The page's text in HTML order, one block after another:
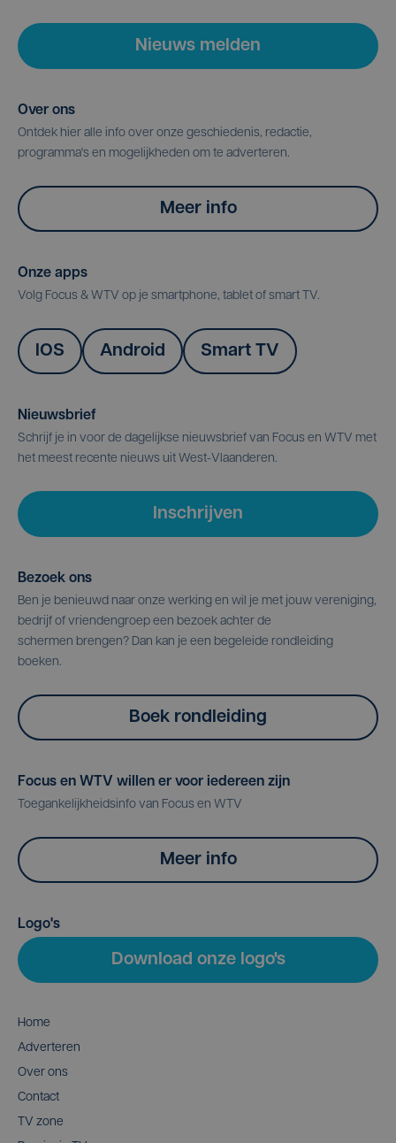
Nieuws melden
Over ons
Ontdek hier alle info over onze geschiedenis, redactie,
programma's en mogelijkheden om te adverteren.
Meer info
Onze apps
Volg Focus & WTV op je smartphone, tablet of smart TV.
IOS Android Smart TV
Nieuwsbrief
Schrijf je in voor de dagelijkse nieuwsbrief van Focus en WTV met
het meest recente nieuws uit West-Vlaanderen.
Inschrijven
Bezoek ons
Ben je benieuwd naar onze werking en wil je met jouw vereniging,
bedrijf of vriendengroep een bezoek achter de
schermen brengen? Dan kan je een begeleide rondleiding
boeken.
Boek rondleiding
Focus en WTV willen er voor iedereen zijn
Toegankelijkheidsinfo van Focus en WTV
Meer info
Logo's
Download onze logo's
Home
Adverteren
Over ons
Contact
TV zone